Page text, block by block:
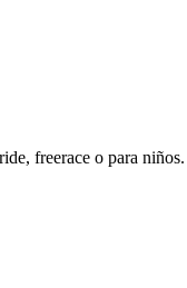
freerace o para